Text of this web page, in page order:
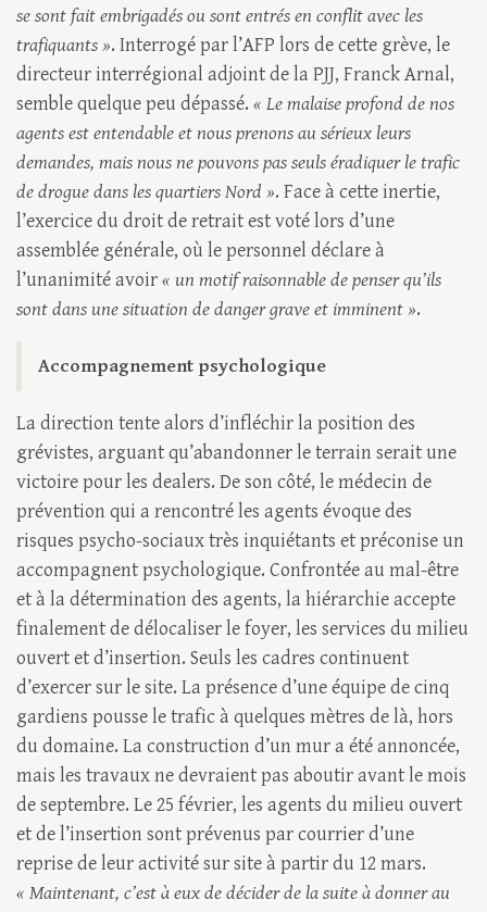
se sont fait embrigadés ou sont entrés en conflit avec les
trafiquants ». Interrogé par l’AFP lors de cette grève, le
directeur interrégional adjoint de la PJJ, Franck Arnal,
semble quelque peu dépassé. « Le malaise profond de nos
agents est entendable et nous prenons au sérieux leurs
demandes, mais nous ne pouvons pas seuls éradiquer le trafic
de drogue dans les quartiers Nord ». Face à cette inertie,
l’exercice du droit de retrait est voté lors d’une
assemblée générale, où le personnel déclare à
l’unanimité avoir« un motif raisonnable de penser qu’ils
sont dans une situation de danger grave et imminent ».
Accompagnement psychologique
La direction tente alors d’infléchir la position des
grévistes, arguant qu’abandonner le terrain serait une
victoire pour les dealers. De son côté, le médecin de
prévention qui a rencontré les agents évoque des
risques psycho-sociaux très inquiétants et préconise un
accompagnent psychologique. Confrontée au mal-être
et à la détermination des agents, la hiérarchie accepte
finalement de délocaliser le foyer, les services du milieu
ouvert et d’insertion. Seuls les cadres continuent
d’exercer sur le site. La présence d’une équipe de cinq
gardiens pousse le trafic à quelques mètres de là, hors
du domaine. La construction d’un mur a été annoncée,
mais les travaux ne devraient pas aboutir avant le mois
de septembre. Le 25 février, les agents du milieu ouvert
et de l’insertion sont prévenus par courrier d’une
reprise de leur activité sur site à partir du 12 mars.
« Maintenant, c’est à eux de décider de la suite à donner au